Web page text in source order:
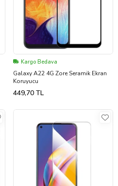
Kargo Bedava
Galaxy A22 4G Zore Seramik Ekran
Koruyucu
449,70 TL